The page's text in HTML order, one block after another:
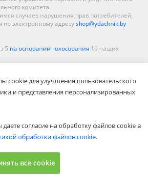
комитета.
случаев нарушения прав потребителей,
по электронному адресуshop@ydachnik.by
5 на основании голосования 10 наших
Барановичах, Молодечно,
При заказе в интернет-магазине
по всей Беларуси.
2002—2022
cookie для улучшения пользовательского
и представления персонализированных
согласие на обработку файлов cookie в
обработки файлов cookie.
все cookie